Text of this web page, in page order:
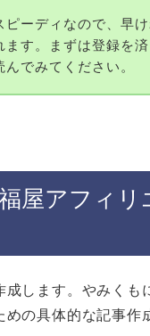
ピーディなので、早
ます。まずは登録を
でみてください。
屋アフィ
します。やみくも
の具体的な記事作